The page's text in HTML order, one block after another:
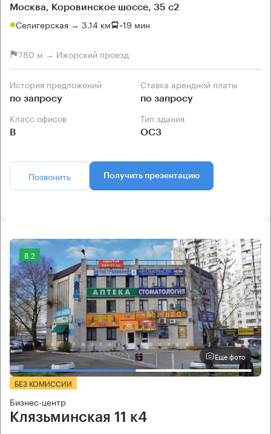
Москва, Коровинское шоссе, 35 с2
Селигерская → 3.14 км ~19 мин
780 м → Ижорский проезд
История предложений
по запросу
Ставка арендной платы
по запросу
Класс офисов
B
Тип здания
ОСЗ
Позвонить Получить презентацию
8.2
Еще фото
БЕЗ КОМИССИИ
Бизнес-центр
Клязьминская 11 к4